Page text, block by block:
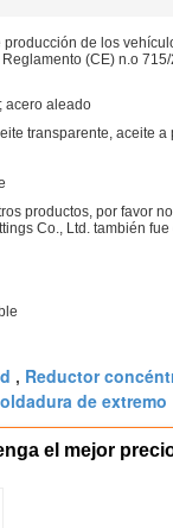
de los
(CE) n.o
acero aleado
transparente, aceite a
productos, por favor
Co., Ltd. también
, Reductor
de extremo
el mejor